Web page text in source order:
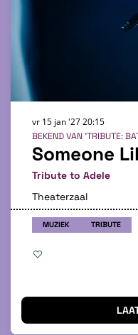
Someone
Tribute to Adele
BEKEND VAN 'TRIBUTE:
vr 15 jan '2720:15
Theaterzaal
MUZIEK TRIBUTE